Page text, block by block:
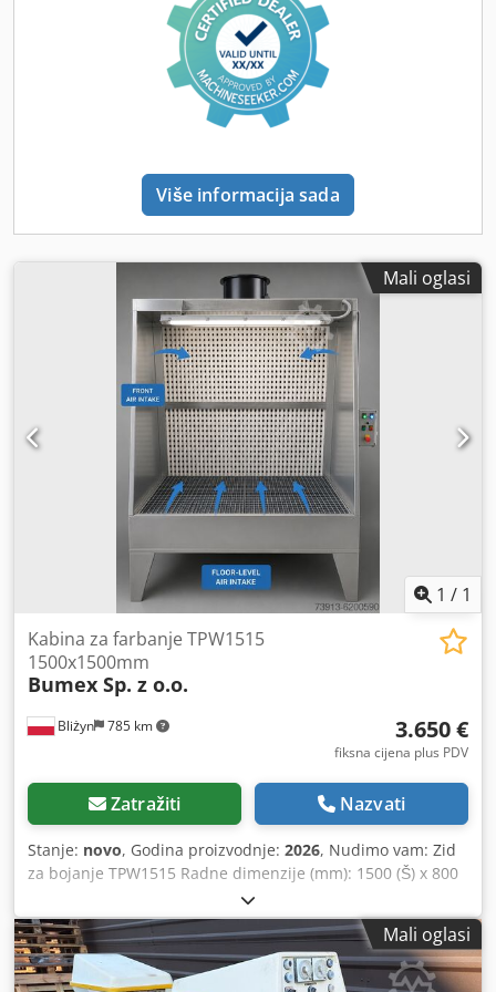
visokom kvalitetom izrade, sigurnošću korištenja te
prilagodbom parametara kabine postojećem objektu.
Savjetujemo pri izboru lakirnica, sustava za otprašivanje,
sustava za odsisavanje i industrijskih sustava za povrat
topline. ODABERITE BUMEX SP. Z O.O. Vrlo kvalitetne
strojeve među onima dostupnima na tržištu Profesionalno
servis Potpuna tehnička dokumentacija 100% zadovoljstvo
naših kupaca Svi proizvodi BUMEX SP. Z O.O. su WE-
certificirani Nudimo vlastiti prijevoz – cijene se određuju za
om. Kratki rokovi isporuke! Mogućnost narudžbe strojeva u
raznim, individualnim konfiguracijama i dimenzijama!
Molimo kontaktirajte nas.
Više informacija sada
Mali oglasi
1 / 1
Bliżyn 785 km
Kabina za farbanje TPW1515
1500x1500mm
Bumex Sp. z o.o.
3.650 €
fiksna cijena plus PDV
Zatražiti Nazvati
Stanje: novo, Godina proizvodnje: 2026, Nudimo vam: Zid
za bojanje TPW1515 Radne dimenzije (mm): 1500 (Š) x 800
(D) x 1500 (V). Ukupne dimenzije (mm): 1800 (Š) x 1200 (D) x
2200 (V) Standardna oprema: • Snaga ventilatora: 1,5 kW, •
Kapacitet: 8.640 m³/h, • Kompresija: 930 Pa, • Rasvjeta: 2 x
36 W, Cedpfx Aog Sikrsfnoha • Ex ventilator otporan na
Mali oglasi